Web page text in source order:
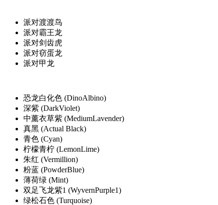
派对渡渡鸟
派对霸王龙
派对剑齿虎
派对窃蛋龙
派对甲龙
恐龙白化色 (DinoAlbino)
深紫 (DarkViolet)
中薰衣草紫 (MediumLavender)
真黑 (Actual Black)
青色 (Cyan)
柠檬青柠 (LemonLime)
朱红 (Vermillion)
粉蓝 (PowderBlue)
薄荷绿 (Mint)
双足飞龙紫1 (WyvernPurple1)
绿松石色 (Turquoise)